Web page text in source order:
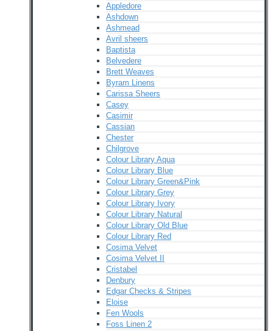
Appledore
Ashdown
Ashmead
Avril sheers
Baptista
Belvedere
Brett Weaves
Byram Linens
Carissa Sheers
Casey
Casimir
Cassian
Chester
Chilgrove
Colour Library Aqua
Colour Library Blue
Colour Library Green&Pink
Colour Library Grey
Colour Library Ivory
Colour Library Natural
Colour Library Old Blue
Colour Library Red
Cosima Velvet
Cosima Velvet II
Cristabel
Denbury
Edgar Checks & Stripes
Eloise
Fen Wools
Foss Linen 2